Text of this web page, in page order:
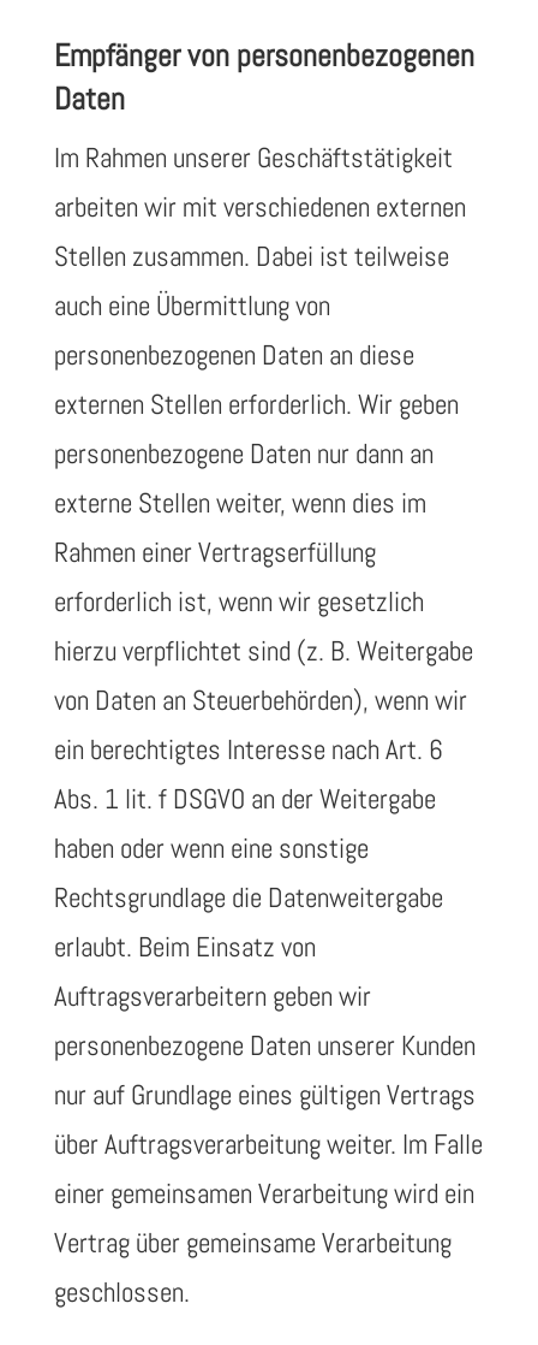
Empfänger von personenbezogenen
Daten
Im Rahmen unserer Geschäftstätigkeit
arbeiten wir mit verschiedenen externen
Stellen zusammen. Dabei ist teilweise
auch eine Übermittlung von
personenbezogenen Daten an diese
externen Stellen erforderlich. Wir geben
personenbezogene Daten nur dann an
externe Stellen weiter, wenn dies im
Rahmen einer Vertragserfüllung
erforderlich ist, wenn wir gesetzlich
hierzu verpflichtet sind (z. B. Weitergabe
von Daten an Steuerbehörden), wenn wir
ein berechtigtes Interesse nach Art. 6
Abs. 1 lit. f DSGVO an der Weitergabe
haben oder wenn eine sonstige
Rechtsgrundlage die Datenweitergabe
erlaubt. Beim Einsatz von
Auftragsverarbeitern geben wir
personenbezogene Daten unserer Kunden
nur auf Grundlage eines gültigen Vertrags
über Auftragsverarbeitung weiter. Im Falle
einer gemeinsamen Verarbeitung wird ein
Vertrag über gemeinsame Verarbeitung
geschlossen.